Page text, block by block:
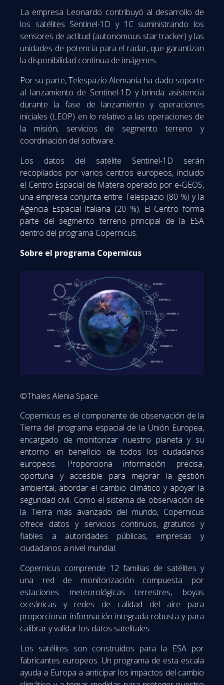
La empresa Leonardo contribuyó al desarrollo de
los satélites Sentinel-1D y 1C suministrando los
sensores de actitud (autonomous star tracker) y las
unidades de potencia para el radar, que garantizan
la disponibilidad continua de imágenes.
Por su parte, Telespazio Alemania ha dado soporte
al lanzamiento de Sentinel-1D y brinda asistencia
durante la fase de lanzamiento y operaciones
iniciales (LEOP) en lo relativo a las operaciones de
la misión, servicios de segmento terreno y
coordinación del software.
Los datos del satélite Sentinel-1D serán
recopilados por varios centros europeos, incluido
el Centro Espacial de Matera operado por e-GEOS,
una empresa conjunta entre Telespazio (80 %) y la
Agencia Espacial Italiana (20 %). El Centro forma
parte del segmento terreno principal de la ESA
dentro del programa Copernicus.
Sobre el programa Copernicus
©Thales Alenia Space
Copernicus es el componente de observación de la
Tierra del programa espacial de la Unión Europea,
encargado de monitorizar nuestro planeta y su
entorno en beneficio de todos los ciudadanos
europeos. Proporciona información precisa,
oportuna y accesible para mejorar la gestión
ambiental, abordar el cambio climático y apoyar la
seguridad civil. Como el sistema de observación de
la Tierra más avanzado del mundo, Copernicus
ofrece datos y servicios continuos, gratuitos y
fiables a autoridades públicas, empresas y
ciudadanos a nivel mundial.
Copernicus comprende 12 familias de satélites y
una red de monitorización compuesta por
estaciones meteorológicas terrestres, boyas
oceánicas y redes de calidad del aire para
proporcionar información integrada robusta y para
calibrar y validar los datos satelitales.
Los satélites son construidos para la ESA por
fabricantes europeos. Un programa de esta escala
ayuda a Europa a anticipar los impactos del cambio